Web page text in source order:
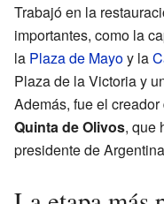
Trabajó en la
importantes, como la
la Plaza de Mayoy la
Plaza de la Victoria y
Además, fue el
Quinta de Olivos, que
presidente de